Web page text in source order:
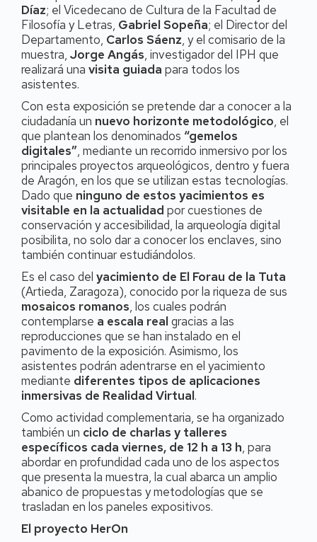
Díaz; el Vicedecano de Cultura de la Facultad de
Filosofía y Letras, Gabriel Sopeña; el Director del
Departamento, Carlos Sáenz, y el comisario de la
muestra, Jorge Angás, investigador del IPH que
realizará una visita guiada para todos los
asistentes.
Con esta exposición se pretende dar a conocer a la
ciudadanía un nuevo horizonte metodológico, el
que plantean los denominados “gemelos
digitales”, mediante un recorrido inmersivo por los
principales proyectos arqueológicos, dentro y fuera
de Aragón, en los que se utilizan estas tecnologías.
Dado que ninguno de estos yacimientos es
visitable en la actualidad por cuestiones de
conservación y accesibilidad, la arqueología digital
posibilita, no solo dar a conocer los enclaves, sino
también continuar estudiándolos.
Es el caso del yacimiento de El Forau de la Tuta
(Artieda, Zaragoza), conocido por la riqueza de sus
mosaicos romanos, los cuales podrán
contemplarse a escala real gracias a las
reproducciones que se han instalado en el
pavimento de la exposición. Asimismo, los
asistentes podrán adentrarse en el yacimiento
mediante diferentes tipos de aplicaciones
inmersivas de Realidad Virtual.
Como actividad complementaria, se ha organizado
también un ciclo de charlas y talleres
específicos cada viernes, de 12 h a 13 h, para
abordar en profundidad cada uno de los aspectos
que presenta la muestra, la cual abarca un amplio
abanico de propuestas y metodologías que se
trasladan en los paneles expositivos.
El proyecto HerOn